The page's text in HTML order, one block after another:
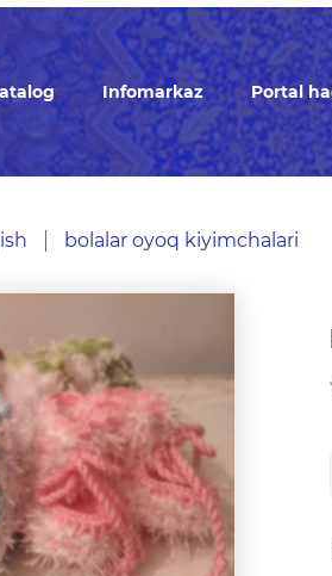
Infomarkaz Portal
bolalar oyoq kiyimchalari